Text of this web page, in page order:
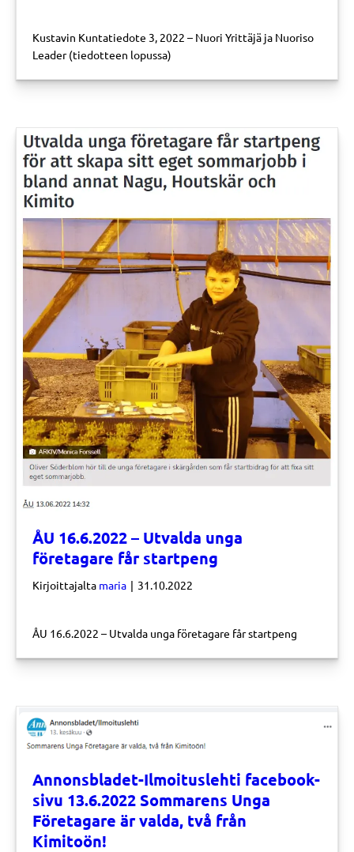
Kustavin Kuntatiedote 3, 2022 – Nuori Yrittäjä ja Nuoriso
Leader (tiedotteen lopussa)
ÅU 16.6.2022 – Utvalda unga
företagare får startpeng
Kirjoittajalta maria | 31.10.2022
ÅU 16.6.2022 – Utvalda unga företagare får startpeng
Annonsbladet-Ilmoituslehti facebook-
sivu 13.6.2022 Sommarens Unga
Företagare är valda, två från
Kimitoön!